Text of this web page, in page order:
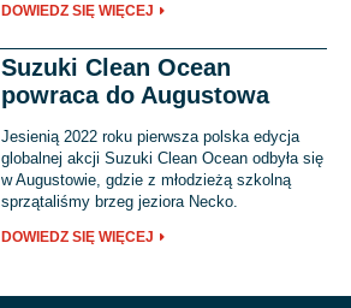
DOWIEDZ SIĘ WIĘCEJ
Suzuki Clean Ocean
powraca do Augustowa
Jesienią 2022 roku pierwsza polska edycja
globalnej akcji Suzuki Clean Ocean odbyła się
w Augustowie, gdzie z młodzieżą szkolną
sprzątaliśmy brzeg jeziora Necko.
DOWIEDZ SIĘ WIĘCEJ